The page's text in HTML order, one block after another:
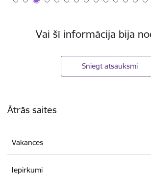
Vai šī informācija bija
Sniegt atsauksmi
Ātrās saites
Vakances
Iepirkumi